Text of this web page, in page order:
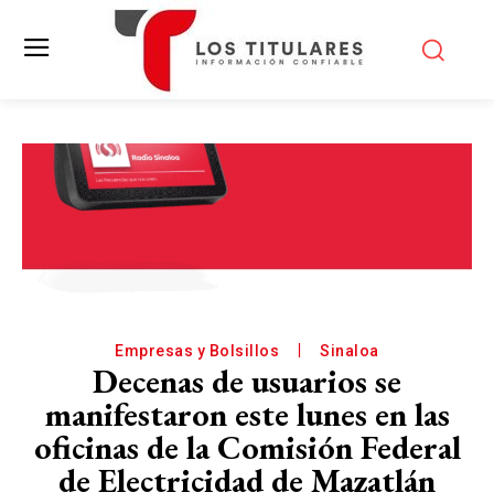
Empresas y Bolsillos Sinaloa
Decenas de usuarios se
manifestaron este lunes en las
oficinas de la Comisión Federal
de Electricidad de Mazatlán